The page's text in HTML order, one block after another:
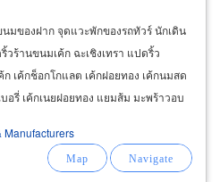
นมของฝาก จุดแวะพักของรถทัวร์ นักเดิน
วร้านขนมเค้ก ฉะเชิงเทรา แปดริ้ว
เค้กช็อกโกแลต เค้กฝอยทอง เค้กนมสด
อรี่ เค้กเนยฝอยทอง แยมส้ม มะพร้าวอบ
Manufacturers